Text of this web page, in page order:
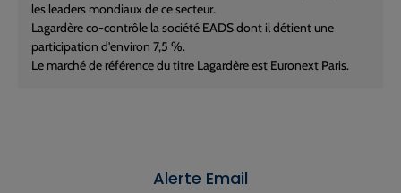
les leaders mondiaux de ce secteur.
Lagardère co-contrôle la société EADS dont il détient une
participation d'environ 7,5 %.
Le marché de référence du titre Lagardère est Euronext Paris.
Alerte Email